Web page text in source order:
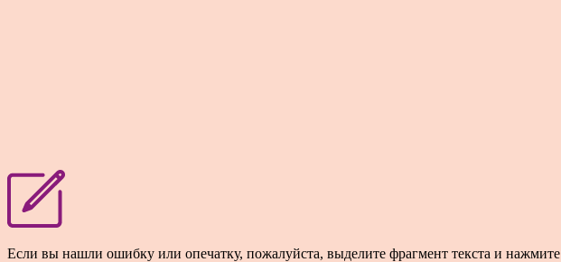
Если вы нашли ошибку или опечатку, пожалуйста, выделите фрагмент текста и нажмите